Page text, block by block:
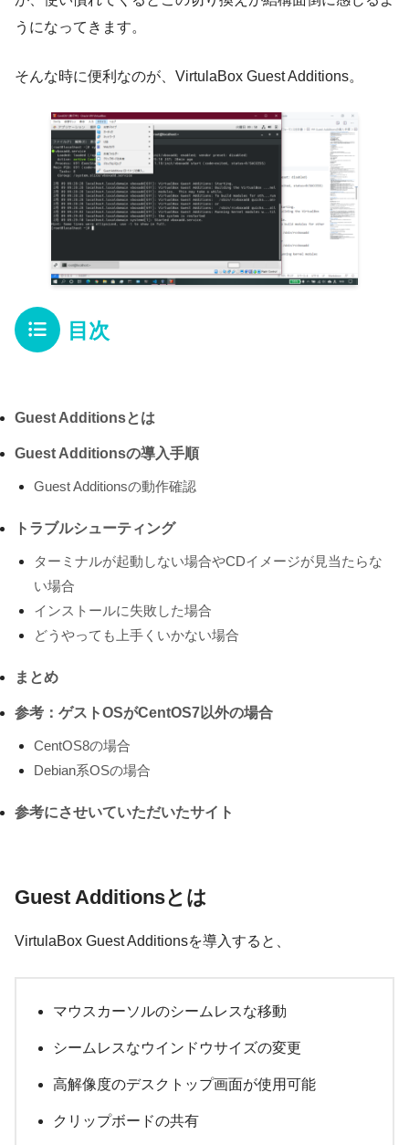
うになってきます。
そんな時に便利なのが、VirtulaBox Guest Additions。
目次
Guest Additionsとは
Guest Additionsの導入手順
Guest Additionsの動作確認
トラブルシューティング
ターミナルが起動しない場合やCDイメージが見当たらな
い場合
インストールに失敗した場合
どうやっても上手くいかない場合
まとめ
参考：ゲストOSがCentOS7以外の場合
CentOS8の場合
Debian系OSの場合
参考にさせいていただいたサイト
Guest Additionsとは
VirtulaBox Guest Additionsを導入すると、
マウスカーソルのシームレスな移動
シームレスなウインドウサイズの変更
高解像度のデスクトップ画面が使用可能
クリップボードの共有